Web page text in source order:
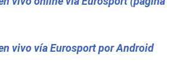
vivo vía Eurosport por Android